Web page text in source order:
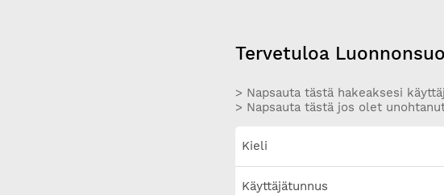
Tervetuloa
> Napsauta tästä hakeaksesi
> Napsauta tästä jos olet
Kieli
Käyttäjätunnus